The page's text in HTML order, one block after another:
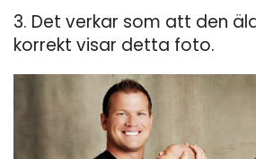
3. Det verkar som att den
korrekt visar detta foto.